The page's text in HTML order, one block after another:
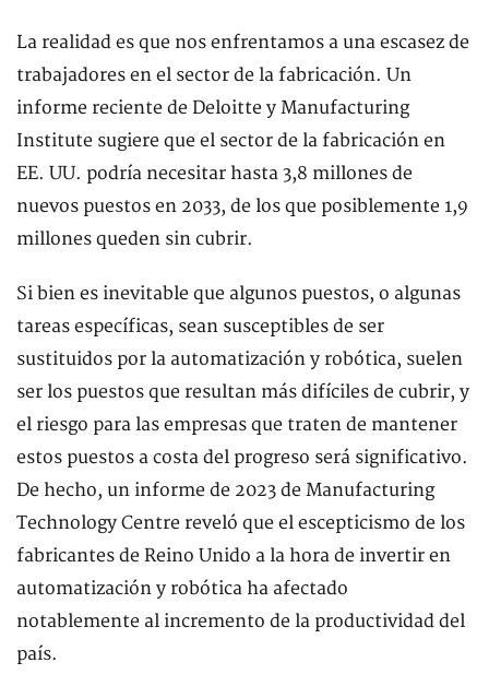
La realidad es que nos enfrentamos a una escasez de
trabajadores en el sector de la fabricación. Un
informe reciente de Deloitte y Manufacturing
Institute sugiere que el sector de la fabricación en
EE. UU. podría necesitar hasta 3,8 millones de
nuevos puestos en 2033, de los que posiblemente 1,9
millones queden sin cubrir.
Si bien es inevitable que algunos puestos, o algunas
tareas específicas, sean susceptibles de ser
sustituidos por la automatización y robótica, suelen
ser los puestos que resultan más difíciles de cubrir, y
el riesgo para las empresas que traten de mantener
estos puestos a costa del progreso será significativo.
De hecho, un informe de 2023 de Manufacturing
Technology Centre reveló que el escepticismo de los
fabricantes de Reino Unido a la hora de invertir en
automatización y robótica ha afectado
notablemente al incremento de la productividad del
país.